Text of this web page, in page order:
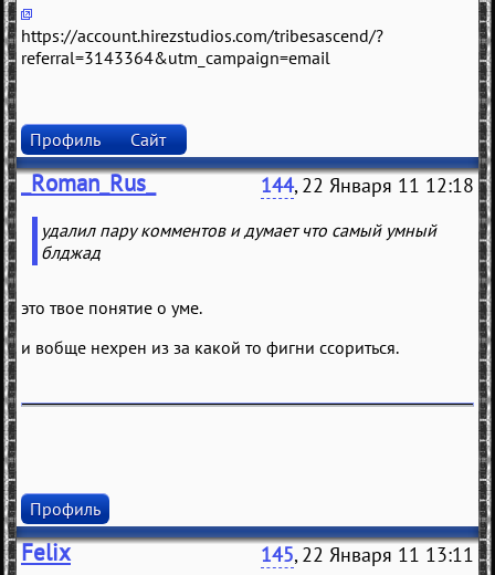
https://account.hirezstudios.com/tribesascend/?
referral=3143364&utm_campaign=email
Профиль Сайт
_Roman_Rus_ 144, 22 Января 11 12:18
удалил пару комментов и думает что самый умный
блджад
это твое понятие о уме.
и вобще нехрен из за какой то фигни ссориться.
Профиль
Felix 145, 22 Января 11 13:11